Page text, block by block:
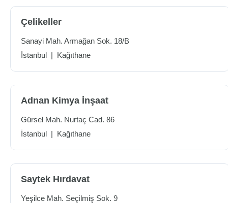
Çelikeller
Sanayi Mah. Armağan Sok. 18/B
İstanbul | Kağıthane
Adnan Kimya İnşaat
Gürsel Mah. Nurtaç Cad. 86
İstanbul | Kağıthane
Saytek Hırdavat
Yeşilce Mah. Seçilmiş Sok. 9